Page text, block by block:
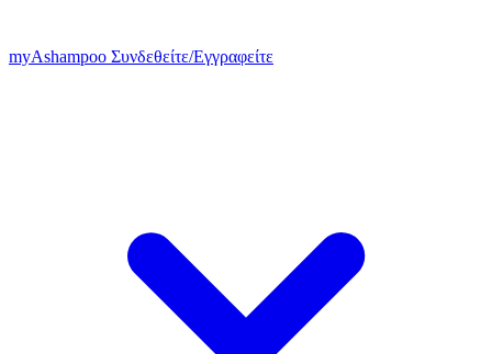
myAshampoo Συνδεθείτε/Εγγραφείτε